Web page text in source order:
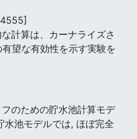
計算は、カーナライズさ
望な有効性を示す実験を
のための貯水池計算モデ
池モデルでは, ほぼ完全